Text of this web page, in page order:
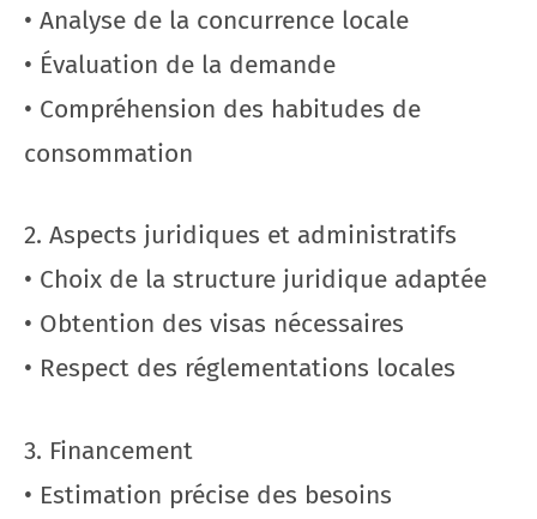
• Analyse de la concurrence locale
• Évaluation de la demande
• Compréhension des habitudes de
consommation
2. Aspects juridiques et administratifs
• Choix de la structure juridique adaptée
• Obtention des visas nécessaires
• Respect des réglementations locales
3. Financement
• Estimation précise des besoins